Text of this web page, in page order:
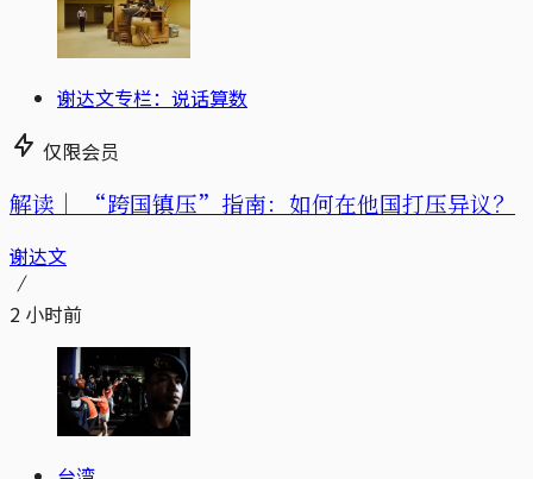
谢达文专栏：说话算数
仅限会员
解读｜ “跨国镇压”指南：如何在他国打压异议？
谢达文
2 小时前